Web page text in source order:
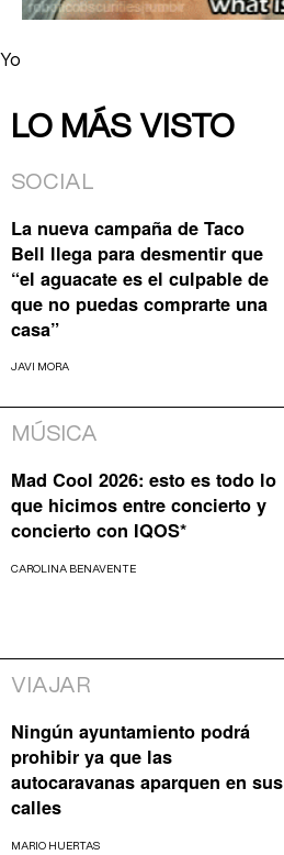
Yo
LO MÁS VISTO
SOCIAL
La nueva campaña de Taco
Bell llega para desmentir que
“el aguacate es el culpable de
que no puedas comprarte una
casa”
JAVI MORA
MÚSICA
Mad Cool 2026: esto es todo lo
que hicimos entre concierto y
concierto con IQOS*
CAROLINA BENAVENTE
VIAJAR
Ningún ayuntamiento podrá
prohibir ya que las
autocaravanas aparquen en sus
calles
MARIO HUERTAS